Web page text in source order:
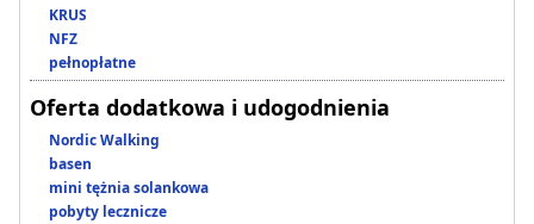
KRUS
NFZ
pełnopłatne
Oferta dodatkowa i udogodnienia
Nordic Walking
basen
mini tężnia solankowa
pobyty lecznicze